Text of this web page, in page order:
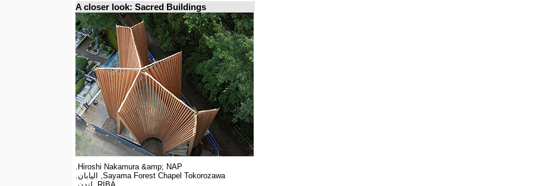
A closer look: Sacred Buildings
Hiroshi Nakamura &amp; NAP.
Sayama Forest Chapel Tokorozawa, اليابان.